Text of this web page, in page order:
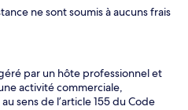
ne sont soumis à aucuns frais
par un hôte professionnel et
activité commerciale,
sens de l’article 155 du Code